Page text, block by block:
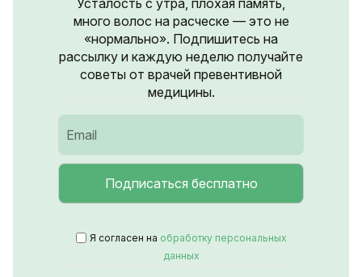
Усталость с утра, плохая память,
много волос на расческе — это не
«нормально». Подпишитесь на
рассылку и каждую неделю получайте
советы от врачей превентивной
медицины.
Я согласен на обработку персональных
данных